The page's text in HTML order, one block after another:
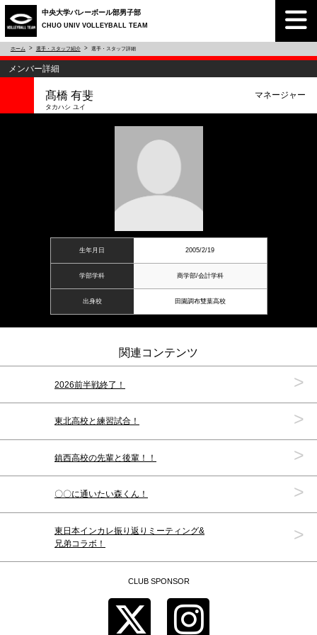
中央大学バレーボール部男子部
CHUO UNIV VOLLEYBALL TEAM
ホーム 選手・スタッフ紹介 選手・スタッフ詳細
メンバー詳細
髙橋 有斐
タカハシ ユイ
マネージャー
生年月日 2005/2/19
学部学科 商学部/会計学科
出身校 田園調布雙葉高校
関連コンテンツ
2026前半戦終了！ >
東北高校と練習試合！ >
鎮西高校の先輩と後輩！！ >
〇〇に通いたい森くん！ >
東日本インカレ振り返りミーティング&
兄弟コラボ！
>
CLUB SPONSOR